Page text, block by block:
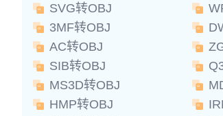
SVG转OBJ
3MF转OBJ
AC转OBJ
SIB转OBJ
MS3D转OBJ
HMP转OBJ